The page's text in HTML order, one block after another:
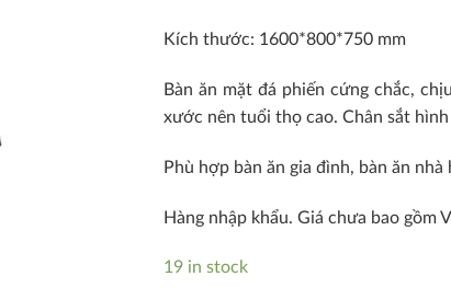
Kích thước: 1600*800*750 mm
Bàn ăn mặt đá phiến cứng chắc,
xước nên tuổi thọ cao. Chân sắt
Phù hợp bàn ăn gia đình, bàn ăn
Hàng nhập khẩu. Giá chưa bao gồm
19 in stock